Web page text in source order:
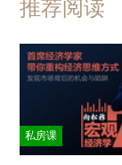
推荐阅读
私房课